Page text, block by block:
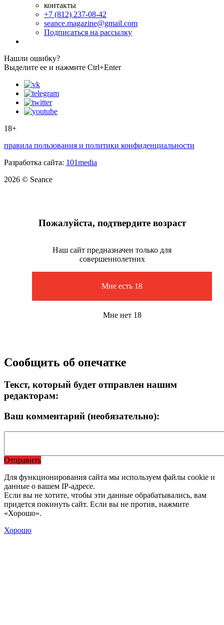
контакты
+7 (812) 237-08-42
seance.magazine@gmail.com
Подписаться на рассылку
Нашли ошибку?
Выделите ее и нажмите Ctrl+Enter
18+
правила пользования и политики конфиденциальности
Разработка сайта: 101media
2026 © Seance
Пожалуйста, подтвердите возраст
Наш сайт предназначен только для
совершеннолетних
Мне есть 18
Мне нет 18
Сообщить об опечатке
Текст, который будет отправлен нашим
редакторам:
Ваш комментарий (необязательно):
Отправить
Для функционирования сайта мы используем файлы cookie и
данные о вашем IP-адресе.
Если вы не хотите, чтобы эти данные обрабатывались, вам
придется покинуть сайт. Если вы не против, нажмите
«Хорошо».
Хорошо